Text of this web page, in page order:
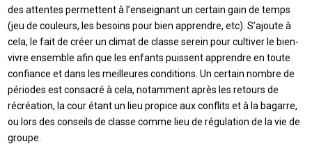
des attentes permettent à l’enseignant un certain gain de temps
(jeu de couleurs, les besoins pour bien apprendre, etc). S’ajoute à
cela, le fait de créer un climat de classe serein pour cultiver le bien-
vivre ensemble afin que les enfants puissent apprendre en toute
confiance et dans les meilleures conditions. Un certain nombre de
périodes est consacré à cela, notamment après les retours de
récréation, la cour étant un lieu propice aux conflits et à la bagarre,
ou lors des conseils de classe comme lieu de régulation de la vie de
groupe.